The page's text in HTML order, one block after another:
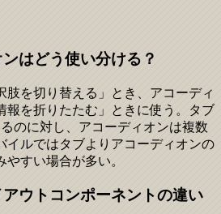
はどう使い分ける？
肢を切り替える」とき、アコーディ
報を折りたたむ」ときに使う。タブ
のに対し、アコーディオンは複数
イルではタブよりアコーディオンの
すい場合が多い。
ウトコンポーネントの違い